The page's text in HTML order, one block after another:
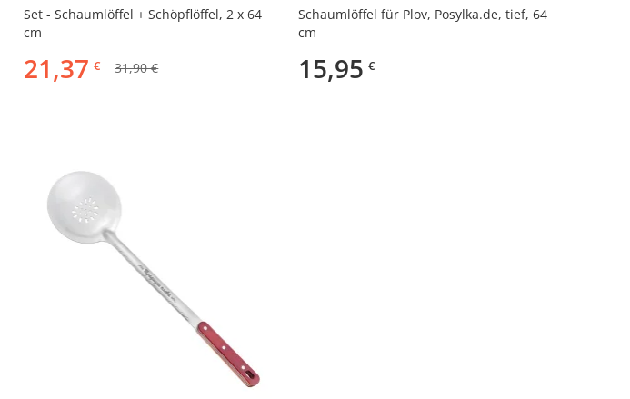
Set - Schaumlöffel + Schöpflöffel, 2 х 64
cm
21,37 € 31,90 €
Schaumlöffel für Plov, Posylka.de, tief, 64
cm
15,95 €